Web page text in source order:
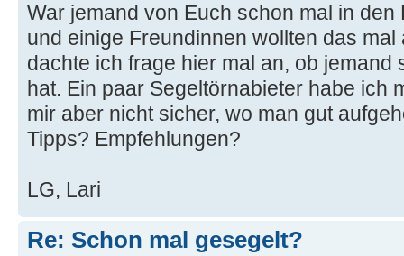
War jemand von Euch schon mal in
und einige Freundinnen wollten das
dachte ich frage hier mal an, ob jemand
hat. Ein paar Segeltörnabieter habe ich
mir aber nicht sicher, wo man gut
Tipps? Empfehlungen?
LG, Lari
Re: Schon mal gesegelt?